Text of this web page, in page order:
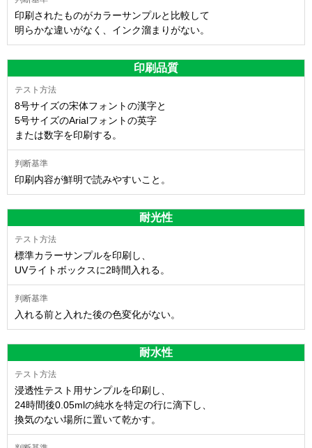
印刷されたものがカラーサンプルと比較して
明らかな違いがなく、インク溜まりがない。
印刷品質
8号サイズの宋体フォントの漢字と
5号サイズのArialフォントの英字
または数字を印刷する。
印刷内容が鮮明で読みやすいこと。
耐光性
標準カラーサンプルを印刷し、
UVライトボックスに2時間入れる。
入れる前と入れた後の色変化がない。
耐水性
浸透性テスト用サンプルを印刷し、
24時間後0.05mlの純水を特定の行に滴下し、
換気のない場所に置いて乾かす。